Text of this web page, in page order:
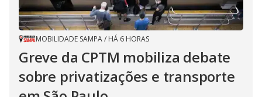
MOBILIDADE SAMPA/ HÁ 6 HORAS
Greve da CPTM mobiliza debate
sobre privatizações e transporte